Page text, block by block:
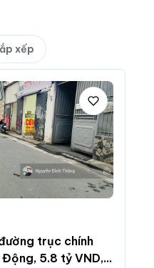
xếp
trục chính
5.8 tỷ VND,